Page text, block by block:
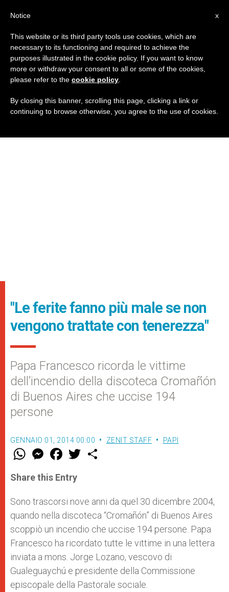
"Le ferite fanno più male se non
vengono trattate con tenerezza"
Papa Francesco ricorda le vittime
dell’incendio della discoteca Cromañón
di Buenos Aires che uccise 194
persone
GENNAIO 01, 2014 00:00 ZENIT STAFF PAPI
W
t
s
p
p
M
e
s
e
g
e
r
F
a
e
b
o
k
w
r
Share this Entry
Sono trascorsi nove anni da quel 30 dicembre 2004,
quando nella discoteca “Cromañón” di Buenos Aires
scoppiò un incendio che uccise 194 persone. Papa
Francesco ha ricordato tutte le vittime in una lettera
inviata a mons. Jorge Lozano, vescovo di
Gualeguaychú e presidente della Commissione
episcopale della Pastorale sociale.
x
Notice
This website or its third party tools use cookies, which are
necessary to its functioning and required to achieve the
purposes illustrated in the cookie policy. If you want to know
more or withdraw your consent to all or some of the cookies,
please refer to the cookie policy
By closing this banner, scrolling this page, clicking a link or
continuing to browse otherwise, you agree to the use of cookies.